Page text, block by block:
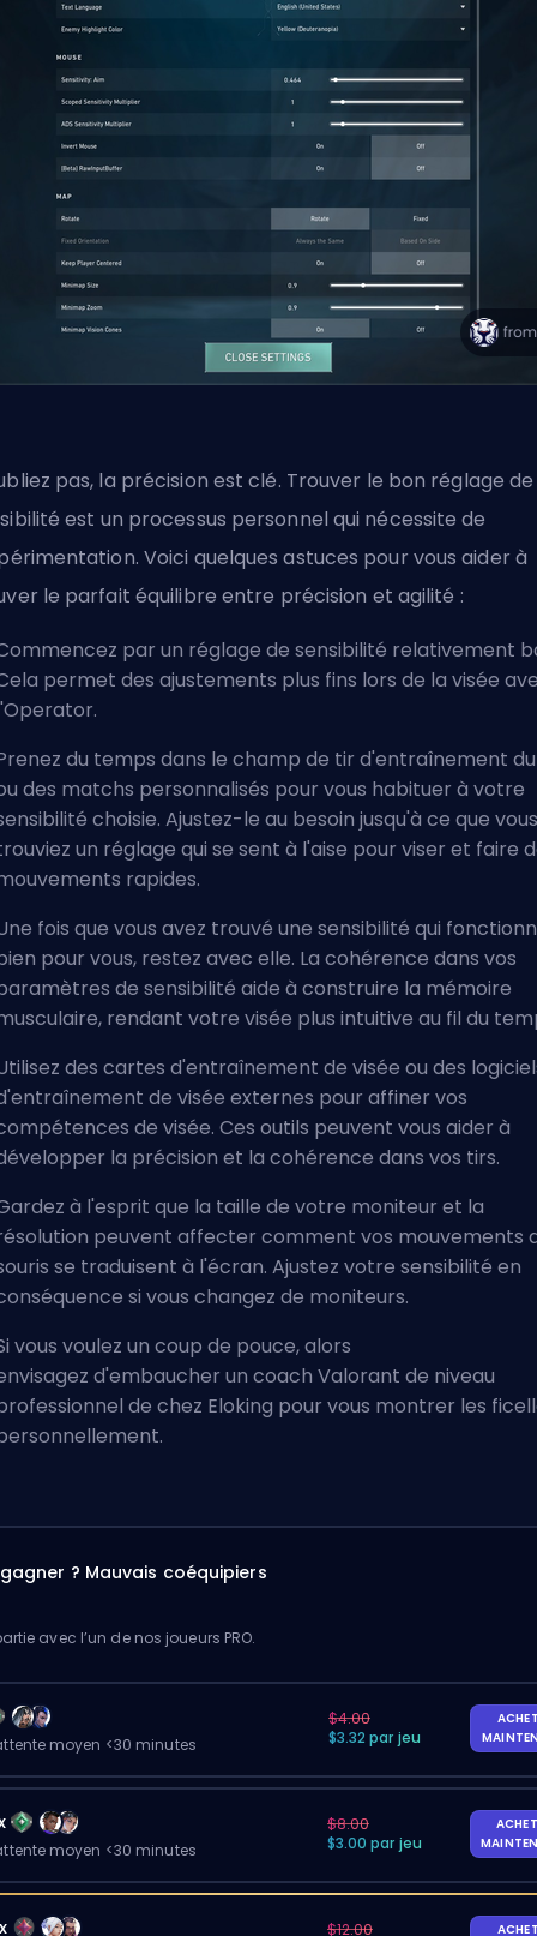
pas, la précision est clé. Trouver le bon réglage de
est un processus personnel qui nécessite de
Voici quelques astuces pour vous aider à
le parfait équilibre entre précision et agilité :
par un réglage de sensibilité relativement
permet des ajustements plus fins lors de la visée
du temps dans le champ de tir d'entraînement du
des matchs personnalisés pour vous habituer à votre
choisie. Ajustez-le au besoin jusqu'à ce que vous
un réglage qui se sent à l'aise pour viser et faire
rapides.
fois que vous avez trouvé une sensibilité qui
pour vous, restez avec elle. La cohérence dans vos
de sensibilité aide à construire la mémoire
rendant votre visée plus intuitive au fil du
des cartes d'entraînement de visée ou des
de visée externes pour affiner vos
de visée. Ces outils peuvent vous aider à
la précision et la cohérence dans vos tirs.
à l'esprit que la taille de votre moniteur et la
peuvent affecter comment vos mouvements
se traduisent à l'écran. Ajustez votre sensibilité en
si vous changez de moniteurs.
vous voulez un coup de pouce, alors
d'embaucher un coach Valorant de niveau
de chez Eloking pour vous montrer les
? Mauvais coéquipiers
avec l’un de nos joueurs PRO.
moyen <30 minutes
$4.00
$3.32 par jeu
moyen <30 minutes
$8.00
$3.00 par jeu
$12.00